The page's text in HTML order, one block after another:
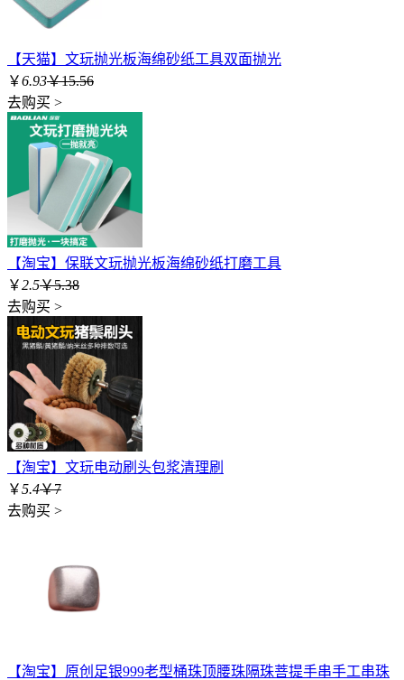
【天猫】文玩抛光板海绵砂纸工具双面抛光
￥6.93￥15.56
去购买 >
【淘宝】保联文玩抛光板海绵砂纸打磨工具
￥2.5￥5.38
去购买 >
【淘宝】文玩电动刷头包浆清理刷
￥5.4￥7
去购买 >
【淘宝】原创足银999老型桶珠顶腰珠隔珠菩提手串手工串珠